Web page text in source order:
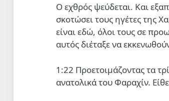
Ο εχθρός ψεύδεται. Και
σκοτώσει τους ηγέτες της
είναι εδώ, όλοι τους σε
αυτός διέταξε να
1:22 Προετοιμάζοντας τα
ανατολικά του Φαραχίν.